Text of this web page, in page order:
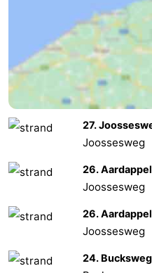
Nieuwvliet
Sluis
-
Cadzand
-
Het
Zwin
Contact
27.
Joossesweg
26.
Joossesweg
26.
Joossesweg
24. Bucksweg